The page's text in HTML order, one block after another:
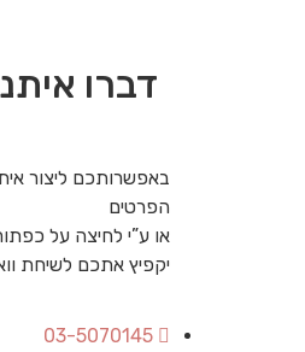
דברו
באפשרותכם ליצור
הפרטים
או ע”י לחיצה על
יקפיץ אתכם לשיחת
03-5070145